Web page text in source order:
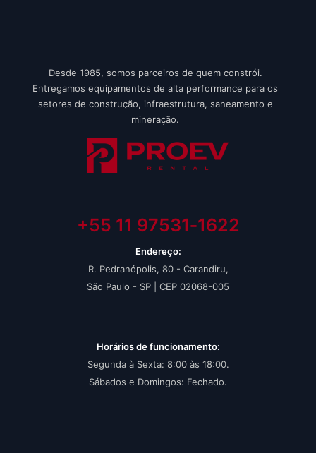
Desde 1985, somos parceiros de quem constrói.
Entregamos equipamentos de alta performance para os
setores de construção, infraestrutura, saneamento e
mineração.
+55 11 97531‑1622‬
Endereço:
R. Pedranópolis, 80 - Carandiru,
São Paulo - SP | CEP 02068-005
Horários de funcionamento:
Segunda à Sexta: 8:00 às 18:00.
Sábados e Domingos: Fechado.